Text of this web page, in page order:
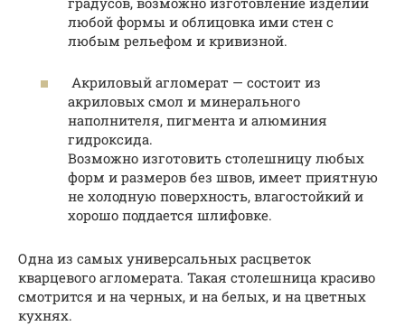
любой формы и облицовка ими стен с
любым рельефом и кривизной.
Акриловый агломерат — состоит из
акриловых смол и минерального
наполнителя, пигмента и алюминия
гидроксида.
Возможно изготовить столешницу любых
форм и размеров без швов, имеет приятную
не холодную поверхность, влагостойкий и
хорошо поддается шлифовке.
Одна из самых универсальных расцветок
кварцевого агломерата. Такая столешница красиво
смотрится и на черных, и на белых, и на цветных
кухнях.